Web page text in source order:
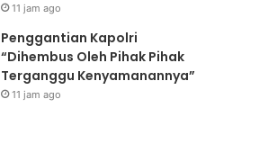
11 jam ago
Penggantian Kapolri
“Dihembus Oleh Pihak Pihak
Terganggu Kenyamanannya”
11 jam ago